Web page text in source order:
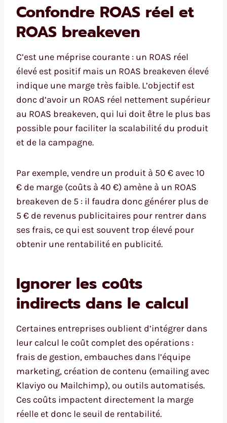
Confondre ROAS réel et
ROAS breakeven
C’est une méprise courante : un ROAS réel
élevé est positif mais un ROAS breakeven élevé
indique une marge très faible. L’objectif est
donc d’avoir un ROAS réel nettement supérieur
au ROAS breakeven, qui lui doit être le plus bas
possible pour faciliter la scalabilité du produit
et de la campagne.
Par exemple, vendre un produit à 50 € avec 10
€ de marge (coûts à 40 €) amène à un ROAS
breakeven de 5 : il faudra donc générer plus de
5 € de revenus publicitaires pour rentrer dans
ses frais, ce qui est souvent trop élevé pour
obtenir une rentabilité en publicité.
Ignorer les coûts
indirects dans le calcul
Certaines entreprises oublient d’intégrer dans
leur calcul le coût complet des opérations :
frais de gestion, embauches dans l’équipe
marketing, création de contenu (emailing avec
Klaviyo ou Mailchimp), ou outils automatisés.
Ces coûts impactent directement la marge
réelle et donc le seuil de rentabilité.